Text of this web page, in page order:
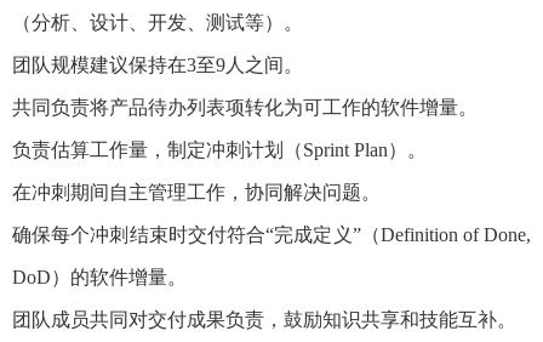
（分析、设计、开发、测试等）。
团队规模建议保持在3至9人之间。
共同负责将产品待办列表项转化为可工作的软件增量。
负责估算工作量，制定冲刺计划（Sprint Plan）。
在冲刺期间自主管理工作，协同解决问题。
确保每个冲刺结束时交付符合“完成定义”（Definition of Done,
DoD）的软件增量。
团队成员共同对交付成果负责，鼓励知识共享和技能互补。